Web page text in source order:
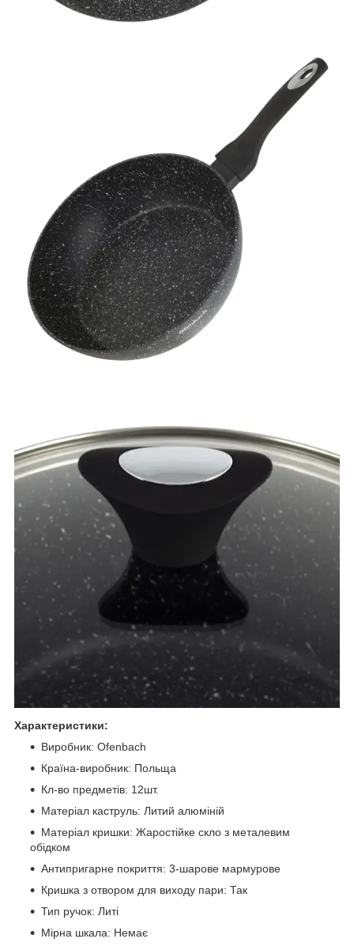
Характеристики:
Виробник: Ofenbach
Країна-виробник: Польща
Кл-во предметів: 12шт.
Матеріал каструль: Литий алюміній
Матеріал кришки: Жаростійке скло з металевим
обідком
Антипригарне покриття: 3-шарове мармурове
Кришка з отвором для виходу пари: Так
Тип ручок: Литі
Мірна шкала: Немає